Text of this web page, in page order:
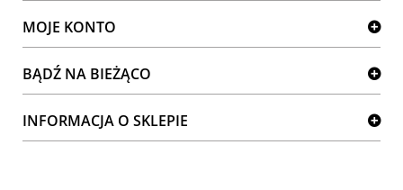
MOJE KONTO
BĄDŹ NA BIEŻĄCO
INFORMACJA O SKLEPIE